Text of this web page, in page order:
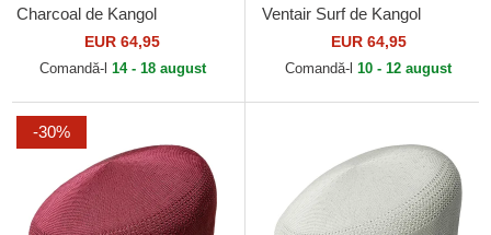
Charcoal de Kangol
EUR 64,95
Comandă-l 14 - 18 august
Ventair Surf de Kangol
EUR 64,95
Comandă-l 10 - 12 august
-30%